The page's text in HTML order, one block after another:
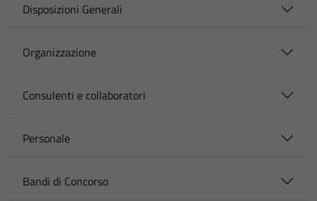
Disposizioni Generali
Organizzazione
Consulenti e collaboratori
Personale
Bandi di Concorso